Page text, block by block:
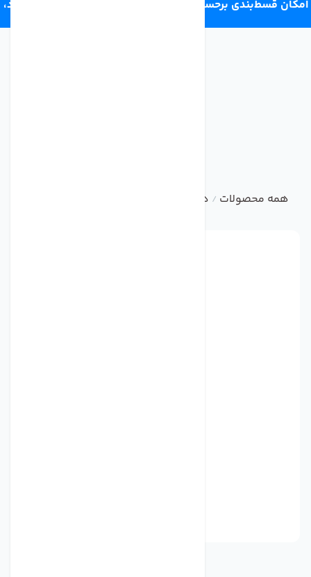
امکان قسط‌بندی برحسب اعتبار ترب‌پی 4 قسط ماهانه. بدون سود،
همه محصولات / دستگاه تصفیه آب خانگی